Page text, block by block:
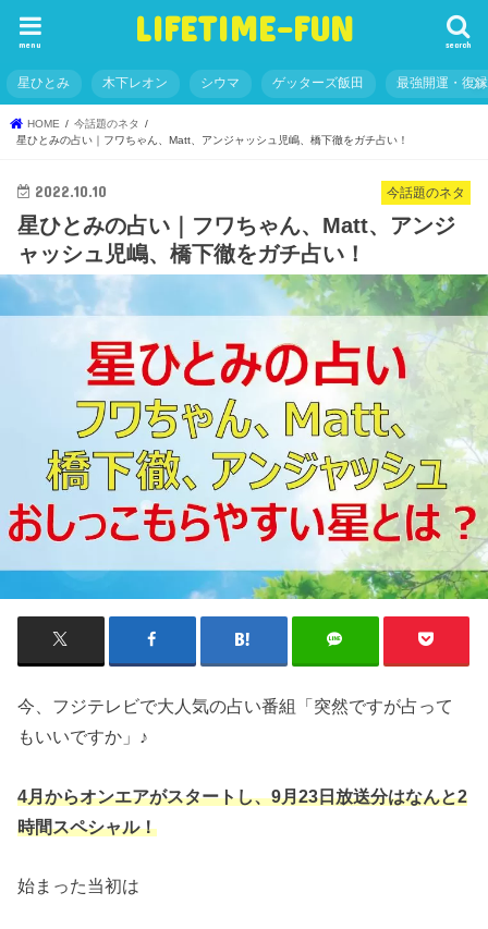
LIFETIME-FUN search
menu
星ひとみ 木下レオン シウマ ゲッターズ飯田 最強開運・復
HOME
今話題のネタ
星ひとみの占い｜フワちゃん、Matt、アンジャッシュ児嶋、橋下徹をガチ占い！
今話題のネタ
2022.10.10
星ひとみの占い｜フワちゃん、Matt、アンジ
ャッシュ児嶋、橋下徹をガチ占い！
今、フジテレビで大人気の占い番組「突然ですが占って
もいいですか」♪
4月からオンエアがスタートし、9月23日放送分はなんと2
時間スペシャル！
始まった当初は